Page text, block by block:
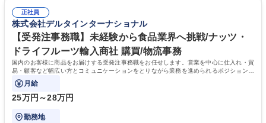
無/年休123日
得出来ております！ 【魅力】■フレックス制度、未経験からでも下限年収
を一律支給！ ■管理業務主任者資格取得後には50,000円/月の手当あり！
学歴・資格 学歴：大学院 大学 高専 短大 専修学校 高校 語学力： 資格：第
一種運転免許普通自動車
正社員
株式会社デルタインターナショナル
【受発注事務職】未経験から食品業界へ挑戦/ナッツ・
ドライフルーツ輸入商社 購買/物流事務
国内のお客様に商品をお届けする受発注事務職をお任せします。営業を中心に仕入れ・貿
易・顧客など幅広い方とコミュニケーションをとりながら業務を進められるポジションで
す。
月給
25万円～28万円
勤務地